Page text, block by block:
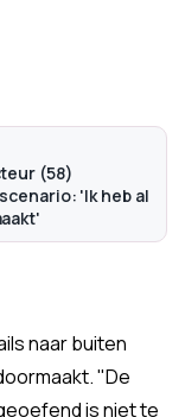
(58)
'Ik heb al
naar buiten
"De
is niet te